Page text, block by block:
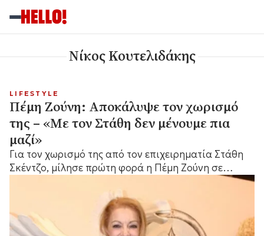
Νίκος Κουτελιδάκης
LIFESTYLE
Πέμη Ζούνη: Αποκάλυψε τον χωρισμό
της – «Με τον Στάθη δεν μένουμε πια
μαζί»
Για τον χωρισμό της από τον επιχειρηματία Στάθη
Σκέντζο, μίλησε πρώτη φορά η Πέμη Ζούνη σε
πρόσφατη συνέντευξή της, αποκαλύπτοντας πως
πλέον δεν μένουν μαζί....